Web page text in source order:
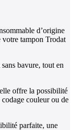
d’origine
votre tampon Trodat
bavure, tout en
offre la possibilité
codage couleur ou de
parfaite, une